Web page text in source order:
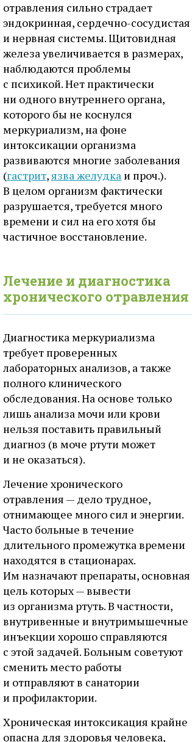
отравления сильно страдает
эндокринная, сердечно-сосудистая
и нервная системы. Щитовидная
железа увеличивается в размерах,
наблюдаются проблемы
с психикой. Нет практически
ни одного внутреннего органа,
которого бы не коснулся
меркуриализм, на фоне
интоксикации организма
развиваются многие заболевания
(гастрит,язва желудкаи проч.).
В целом организм фактически
разрушается, требуется много
времени и сил на его хотя бы
частичное восстановление.
Лечение и диагностика
хронического отравления
Диагностика меркуриализма
требует проверенных
лабораторных анализов, а также
полного клинического
обследования. На основе только
лишь анализа мочи или крови
нельзя поставить правильный
диагноз (в моче ртути может
и не оказаться).
Лечение хронического
отравления — дело трудное,
отнимающее много сил и энергии.
Часто больные в течение
длительного промежутка времени
находятся в стационарах.
Им назначают препараты, основная
цель которых — вывести
из организма ртуть. В частности,
внутривенные и внутримышечные
инъекции хорошо справляются
с этой задачей. Больным советуют
сменить место работы
и отправляют в санатории
и профилактории.
Хроническая интоксикация крайне
опасна для здоровья человека,